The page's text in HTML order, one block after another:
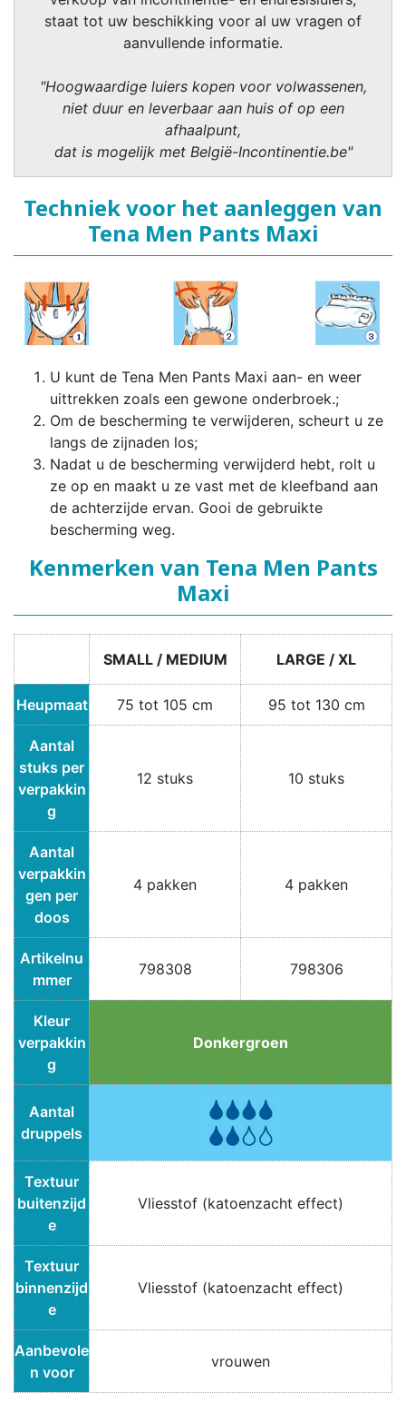
staat tot uw beschikking voor al uw vragen of
aanvullende informatie.
"Hoogwaardige luiers kopen voor volwassenen,
niet duur en leverbaar aan huis of op een
afhaalpunt,
dat is mogelijk met België-Incontinentie.be"
Techniek voor het aanleggen van
Tena Men Pants Maxi
U kunt de Tena Men Pants Maxi aan- en weer
uittrekken zoals een gewone onderbroek.;
Om de bescherming te verwijderen, scheurt u ze
langs de zijnaden los;
Nadat u de bescherming verwijderd hebt, rolt u
ze op en maakt u ze vast met de kleefband aan
de achterzijde ervan. Gooi de gebruikte
bescherming weg.
Kenmerken van Tena Men Pants
Maxi
SMALL / MEDIUM LARGE / XL
Heupmaat 75 tot 105 cm 95 tot 130 cm
Aantal
stuks per
verpakkin
g
12 stuks 10 stuks
Aantal
verpakkin
gen per
doos
4 pakken 4 pakken
Artikelnu
mmer
798308 798306
Kleur
verpakkin
g
Donkergroen
Aantal
druppels
Textuur
buitenzijd
e
Vliesstof (katoenzacht effect)
Textuur
binnenzijd
e
Vliesstof (katoenzacht effect)
Aanbevole
n voor
vrouwen